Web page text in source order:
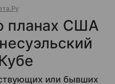
планах США
или бывших